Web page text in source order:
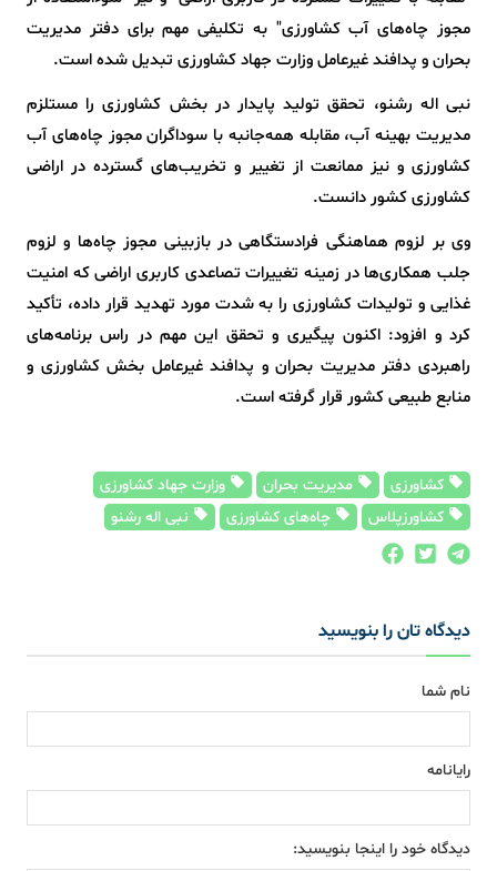
مجوز چاه‌های آب کشاورزی" به تکلیفی مهم برای دفتر مدیریت
بحران و پدافند غیرعامل وزارت جهاد کشاورزی تبدیل شده است.
نبی اله رشنو، تحقق تولید پایدار در بخش کشاورزی را مستلزم
مدیریت بهینه آب، مقابله همه‌جانبه با سوداگران مجوز چاه‌های آب
کشاورزی و نیز ممانعت از تغییر و تخریب‌های گسترده در اراضی
کشاورزی کشور دانست.
وی بر لزوم هماهنگی‌ فرادستگاهی در بازبینی مجوز چاه‌ها و لزوم
جلب همکاری‌ها در زمینه تغییرات تصاعدی کاربری اراضی که امنیت
غذایی و تولیدات کشاورزی را به شدت مورد تهدید قرار داده، تأکید
کرد و افزود: اکنون پیگیری و تحقق این مهم در راس برنامه‌های
راهبردی دفتر مدیریت بحران و پدافند غیرعامل بخش کشاورزی و
منابع طبیعی کشور قرار گرفته است.
کشاورزی مدیریت بحران
وزارت جهاد کشاورزی
کشاورزپلاس
چاه‌های کشاورزی نبی اله رشنو
دیدگاه تان را بنویسید
نام شما
رایانامه
دیدگاه خود را اینجا بنویسید: